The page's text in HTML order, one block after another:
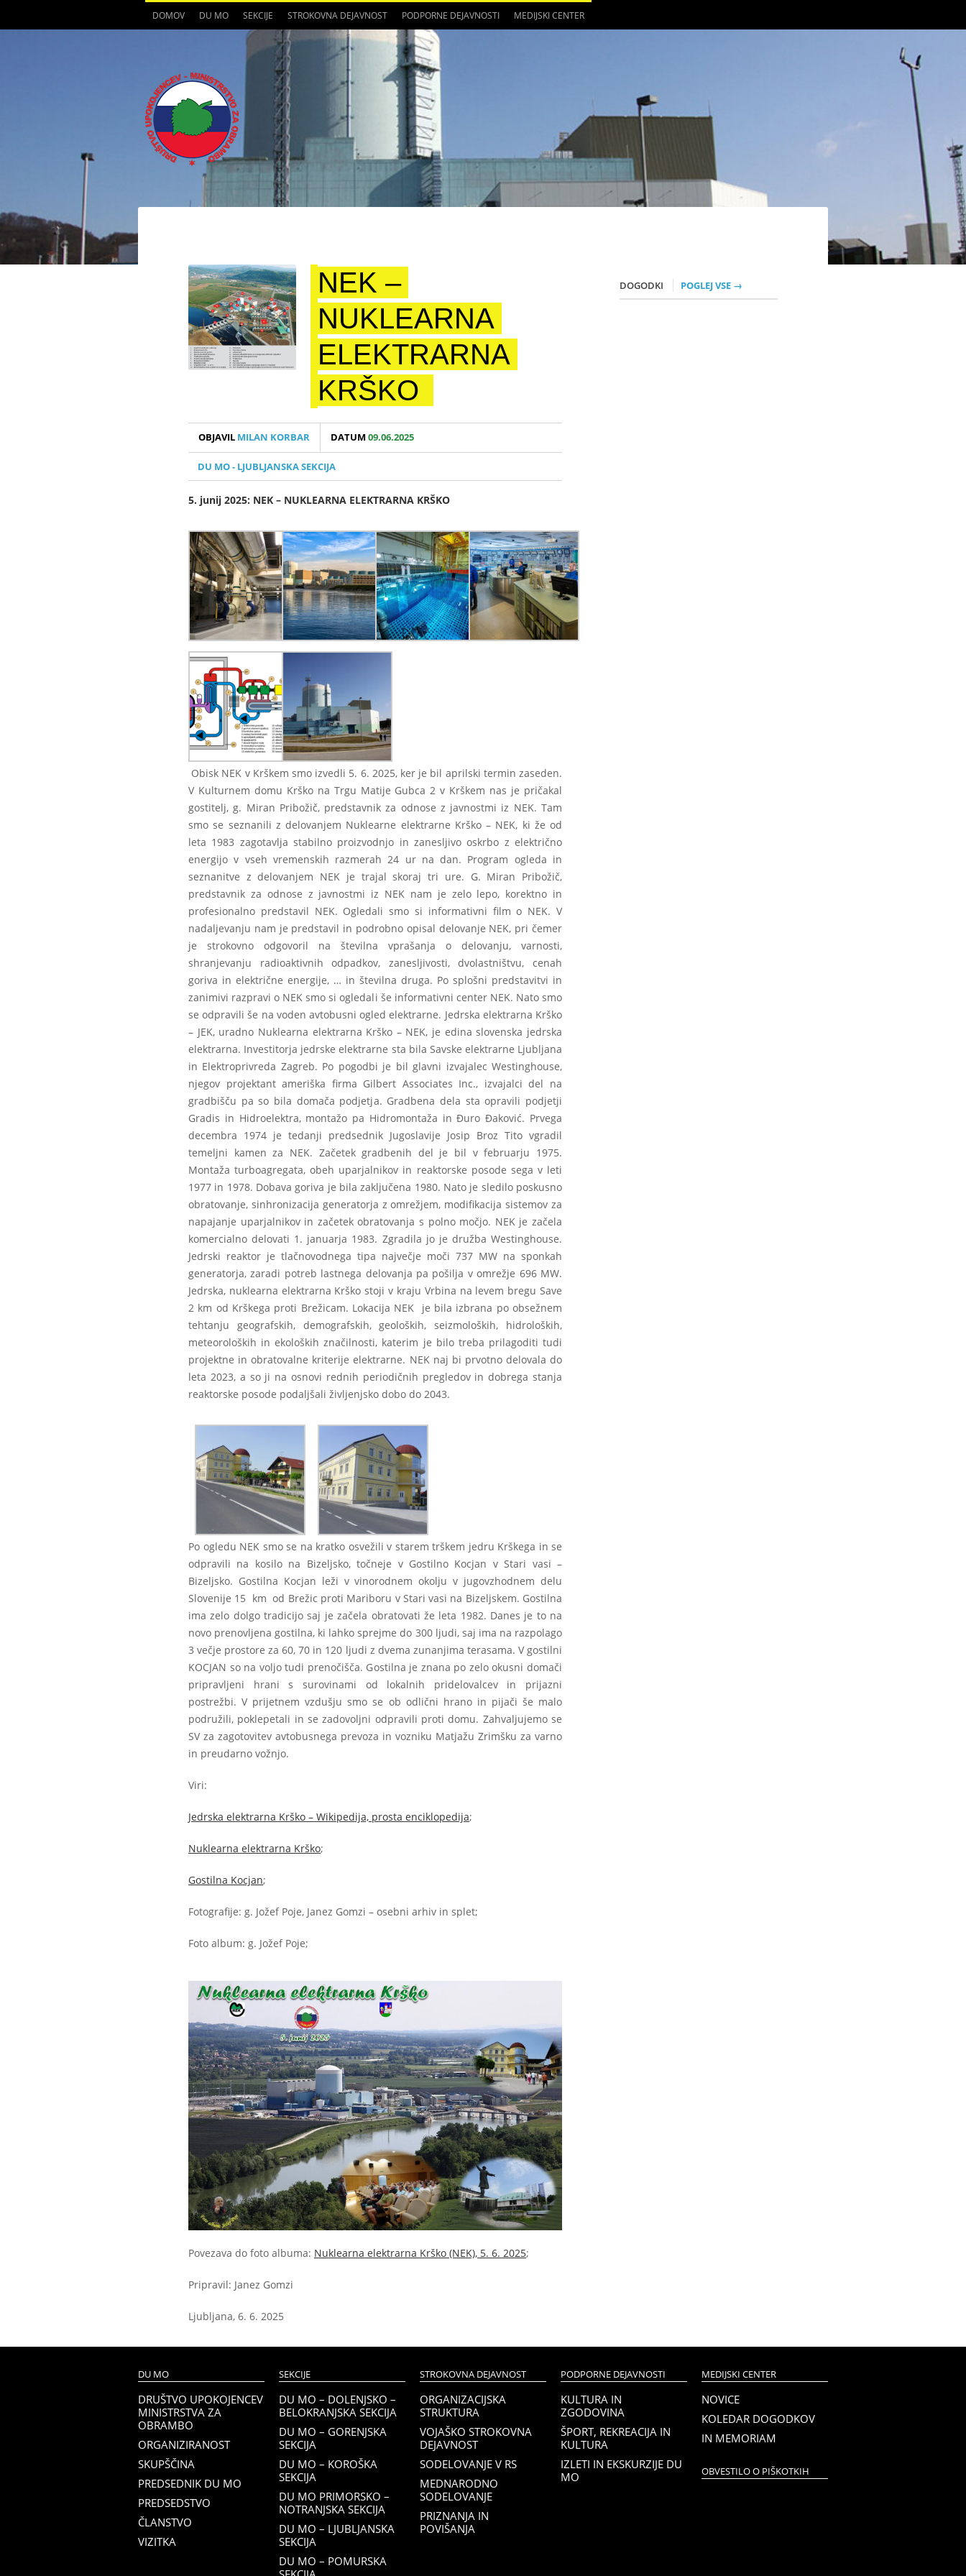
DOMOV DU MO SEKCIJE STROKOVNA DEJAVNOST PODPORNE DEJAVNOSTI MEDIJSKI CENTER
NEK –
NUKLEARNA
ELEKTRARNA
KRŠKO
OBJAVIL MILAN KORBAR DATUM09.06.2025
DU MO - LJUBLJANSKA SEKCIJA
5. junij 2025: NEK – NUKLEARNA ELEKTRARNA KRŠKO
Obisk NEK v Krškem smo izvedli 5. 6. 2025, ker je bil aprilski termin zaseden.
V Kulturnem domu Krško na Trgu Matije Gubca 2 v Krškem nas je pričakal
gostitelj, g. Miran Pribožič, predstavnik za odnose z javnostmi iz NEK. Tam
smo se seznanili z delovanjem Nuklearne elektrarne Krško – NEK, ki že od
leta 1983 zagotavlja stabilno proizvodnjo in zanesljivo oskrbo z električno
energijo v vseh vremenskih razmerah 24 ur na dan. Program ogleda in
seznanitve z delovanjem NEK je trajal skoraj tri ure. G. Miran Pribožič,
predstavnik za odnose z javnostmi iz NEK nam je zelo lepo, korektno in
profesionalno predstavil NEK. Ogledali smo si informativni film o NEK. V
nadaljevanju nam je predstavil in podrobno opisal delovanje NEK, pri čemer
je strokovno odgovoril na številna vprašanja o delovanju, varnosti,
shranjevanju radioaktivnih odpadkov, zanesljivosti, dvolastništvu, cenah
goriva in električne energije, … in številna druga. Po splošni predstavitvi in
zanimivi razpravi o NEK smo si ogledali še informativni center NEK. Nato smo
se odpravili še na voden avtobusni ogled elektrarne. Jedrska elektrarna Krško
– JEK, uradno Nuklearna elektrarna Krško – NEK, je edina slovenska jedrska
elektrarna. Investitorja jedrske elektrarne sta bila Savske elektrarne Ljubljana
in Elektroprivreda Zagreb. Po pogodbi je bil glavni izvajalec Westinghouse,
njegov projektant ameriška firma Gilbert Associates Inc., izvajalci del na
gradbišču pa so bila domača podjetja. Gradbena dela sta opravili podjetji
Gradis in Hidroelektra, montažo pa Hidromontaža in Đuro Đaković. Prvega
decembra 1974 je tedanji predsednik Jugoslavije Josip Broz Tito vgradil
temeljni kamen za NEK. Začetek gradbenih del je bil v februarju 1975.
Montaža turboagregata, obeh uparjalnikov in reaktorske posode sega v leti
1977 in 1978. Dobava goriva je bila zaključena 1980. Nato je sledilo poskusno
obratovanje, sinhronizacija generatorja z omrežjem, modifikacija sistemov za
napajanje uparjalnikov in začetek obratovanja s polno močjo. NEK je začela
komercialno delovati 1. januarja 1983. Zgradila jo je družba Westinghouse.
Jedrski reaktor je tlačnovodnega tipa največje moči 737 MW na sponkah
generatorja, zaradi potreb lastnega delovanja pa pošilja v omrežje 696 MW.
Jedrska, nuklearna elektrarna Krško stoji v kraju Vrbina na levem bregu Save
2 km od Krškega proti Brežicam. Lokacija NEK je bila izbrana po obsežnem
tehtanju geografskih, demografskih, geoloških, seizmoloških, hidroloških,
meteoroloških in ekoloških značilnosti, katerim je bilo treba prilagoditi tudi
projektne in obratovalne kriterije elektrarne. NEK naj bi prvotno delovala do
leta 2023, a so ji na osnovi rednih periodičnih pregledov in dobrega stanja
reaktorske posode podaljšali življenjsko dobo do 2043.
Po ogledu NEK smo se na kratko osvežili v starem trškem jedru Krškega in se
odpravili na kosilo na Bizeljsko, točneje v Gostilno Kocjan v Stari vasi –
Bizeljsko. Gostilna Kocjan leži v vinorodnem okolju v jugovzhodnem delu
Slovenije 15 km od Brežic proti Mariboru v Stari vasi na Bizeljskem. Gostilna
ima zelo dolgo tradicijo saj je začela obratovati že leta 1982. Danes je to na
novo prenovljena gostilna, ki lahko sprejme do 300 ljudi, saj ima na razpolago
3 večje prostore za 60, 70 in 120 ljudi z dvema zunanjima terasama. V gostilni
KOCJAN so na voljo tudi prenočišča. Gostilna je znana po zelo okusni domači
pripravljeni hrani s surovinami od lokalnih pridelovalcev in prijazni
postrežbi. V prijetnem vzdušju smo se ob odlični hrano in pijači še malo
podružili, poklepetali in se zadovoljni odpravili proti domu. Zahvaljujemo se
SV za zagotovitev avtobusnega prevoza in vozniku Matjažu Zrimšku za varno
in preudarno vožnjo.
Viri:
Jedrska elektrarna Krško – Wikipedija, prosta enciklopedija;
Nuklearna elektrarna Krško;
Gostilna Kocjan;
Fotografije: g. Jožef Poje, Janez Gomzi – osebni arhiv in splet;
Foto album: g. Jožef Poje;
Povezava do foto albuma: Nuklearna elektrarna Krško (NEK), 5. 6. 2025;
Pripravil: Janez Gomzi
Ljubljana, 6. 6. 2025
DOGODKI POGLEJ VSE →
DU MO
DRUŠTVO UPOKOJENCEV
MINISTRSTVA ZA
OBRAMBO
ORGANIZIRANOST
SKUPŠČINA
PREDSEDNIK DU MO
PREDSEDSTVO
ČLANSTVO
VIZITKA
SEKCIJE
DU MO – DOLENJSKO –
BELOKRANJSKA SEKCIJA
DU MO – GORENJSKA
SEKCIJA
DU MO – KOROŠKA
SEKCIJA
DU MO PRIMORSKO –
NOTRANJSKA SEKCIJA
DU MO – LJUBLJANSKA
SEKCIJA
DU MO – POMURSKA
STROKOVNA DEJAVNOST
ORGANIZACIJSKA
STRUKTURA
VOJAŠKO STROKOVNA
DEJAVNOST
SODELOVANJE V RS
MEDNARODNO
SODELOVANJE
PRIZNANJA IN
POVIŠANJA
PODPORNE DEJAVNOSTI
KULTURA IN
ZGODOVINA
ŠPORT, REKREACIJA IN
KULTURA
IZLETI IN EKSKURZIJE DU
MO
MEDIJSKI CENTER
NOVICE
KOLEDAR DOGODKOV
IN MEMORIAM
OBVESTILO O PIŠKOTKIH